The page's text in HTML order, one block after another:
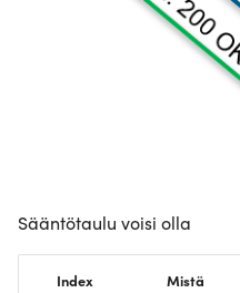
Sääntötaulu voisi olla
Index Mistä